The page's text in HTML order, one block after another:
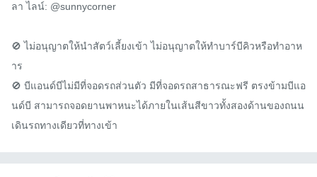
ลา ไลน์: @sunnycorner
🚫 ไม่อนุญาตให้นำสัตว์เลี้ยงเข้า ไม่อนุญาตให้ทำบาร์บีคิวหรือทำอาห
าร
🚫 บีแอนด์บีไม่มีที่จอดรถส่วนตัว มีที่จอดรถสาธารณะฟรี ตรงข้ามบีแอ
นด์บี สามารถจอดยานพาหนะได้ภายในเส้นสีขาวทั้งสองด้านของถนน
เดินรถทางเดียวที่ทางเข้า